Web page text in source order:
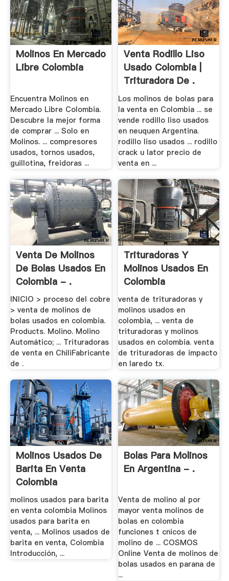
Molinos En Mercado
Libre Colombia
Encuentra Molinos en
Mercado Libre Colombia.
Descubre la mejor forma
de comprar ... Solo en
Molinos. ... compresores
usados, tornos usados,
guillotina, freidoras ...
Venta Rodillo Liso
Usado Colombia |
Trituradora De .
Los molinos de bolas para
la venta en Colombia ... se
vende rodillo liso usados
en neuquen Argentina.
rodillo liso usados ... rodillo
crack u lator precio de
venta en ...
Venta De Molinos
De Bolas Usados En
Colombia - .
INICIO > proceso del cobre
> venta de molinos de
bolas usados en colombia.
Products. Molino. Molino
Automático; ... Trituradoras
de venta en ChiliFabricante
de .
Trituradoras Y
Molinos Usados En
Colombia
venta de trituradoras y
molinos usados en
colombia, ... venta de
trituradoras y molinos
usados en colombia. venta
de trituradoras de impacto
en laredo tx.
Molinos Usados De
Barita En Venta
Colombia
molinos usados para barita
en venta colombia Molinos
usados para barita en
venta, ... Molinos usados de
barita en venta, Colombia
Introducción, ...
Bolas Para Molinos
En Argentina - .
Venta de molino al por
mayor venta molinos de
bolas en colombia
funciones t cnicos de
molino de ... COSMOS
Online Venta de molinos de
bolas usados en parana de
...